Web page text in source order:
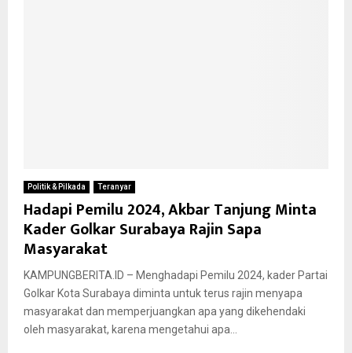
Politik & Pilkada Teranyar
Hadapi Pemilu 2024, Akbar Tanjung Minta
Kader Golkar Surabaya Rajin Sapa
Masyarakat
KAMPUNGBERITA.ID – Menghadapi Pemilu 2024, kader Partai
Golkar Kota Surabaya diminta untuk terus rajin menyapa
masyarakat dan memperjuangkan apa yang dikehendaki
oleh masyarakat, karena mengetahui apa...